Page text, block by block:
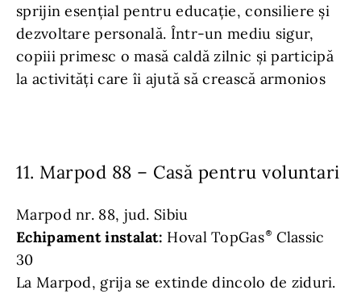
sprijin esențial pentru educație, consiliere și
dezvoltare personală. Într-un mediu sigur,
copiii primesc o masă caldă zilnic și participă
la activități care îi ajută să crească armonios
11. Marpod 88 – Casă pentru voluntari
Marpod nr. 88, jud. Sibiu
Echipament instalat: Hoval TopGas
Classic
30
La Marpod, grija se extinde dincolo de ziduri.